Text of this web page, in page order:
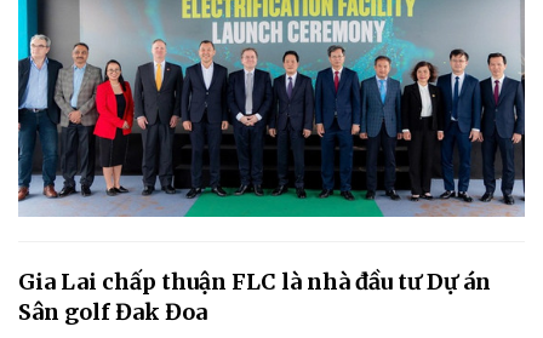
Gia Lai chấp thuận FLC là nhà đầu tư Dự án
Sân golf Đak Đoa